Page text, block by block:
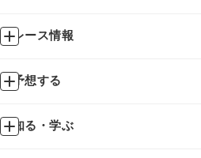
レース情報
予想する
知る・学ぶ